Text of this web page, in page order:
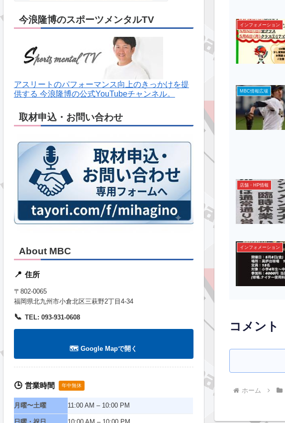
インフォメーション
MBC情報広場
店舗・HP情報
インフォメーション
コメント
ホーム
今浪隆博のスポーツメンタルTV
アスリートのパフォーマンス向上のきっかけを提
供する 今浪隆博の公式YouTubeチャンネル。
取材申込・お問い合わせ
About MBC
📍 住所
〒802-0065
福岡県北九州市小倉北区三萩野2丁目4-34
📞 TEL: 093-931-0608
🗺️ Google Mapで開く
🕒 営業時間 年中無休
月曜〜土曜 11:00 AM – 10:00 PM